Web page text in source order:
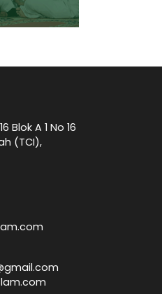
Blok A 1 No 16
(TCI),